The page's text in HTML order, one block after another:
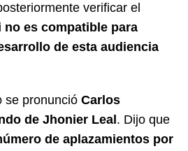
verificar el
no es compatible para
de esta audiencia
se pronunció Carlos
de Jhonier Leal . Dijo que
de aplazamientos por